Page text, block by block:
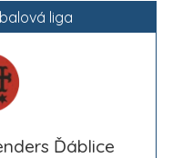
liga
Ďáblice